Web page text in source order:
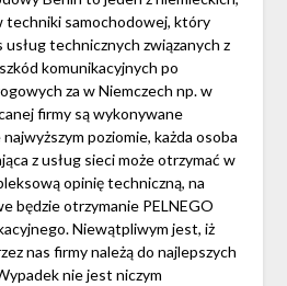
techniki samochodowej, który
technicznych związanych z
komunikacyjnych po
za w Niemczech np. w
firmy są wykonywane
poziomie, każda osoba
z usług sieci może otrzymać w
opinię techniczną, na
będzie otrzymanie PELNEGO
Niewątpliwym jest, iż
nas firmy należą do najlepszych
nie jest niczym